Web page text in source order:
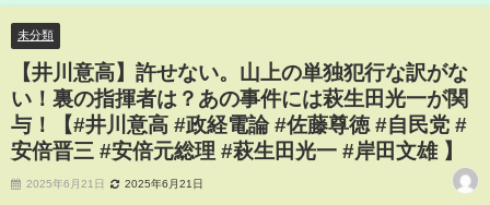
未分類
【井川意高】許せない。山上の単独犯行な訳がな
い！裏の指揮者は？あの事件には萩生田光一が関
与！【#井川意高 #政経電論 #佐藤尊徳 #自民党 #
安倍晋三 #安倍元総理 #萩生田光一 #岸田文雄 】
2025年6月21日 2025年6月21日